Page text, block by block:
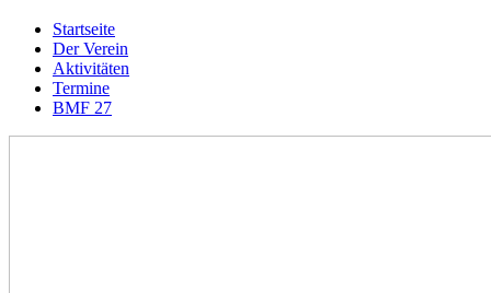
Startseite
Der Verein
Aktivitäten
Termine
BMF 27